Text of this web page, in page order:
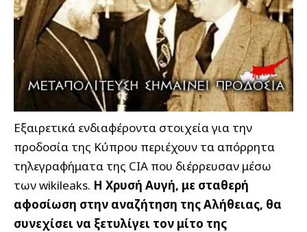
Εξαιρετικά ενδιαφέροντα στοιχεία για την
προδοσία της Κύπρου περιέχουν τα απόρρητα
τηλεγραφήματα της CIA που διέρρευσαν μέσω
των wikileaks. Η Χρυσή Αυγή, με σταθερή
αφοσίωση στην αναζήτηση της Αλήθειας, θα
συνεχίσει να ξετυλίγει τον μίτο της